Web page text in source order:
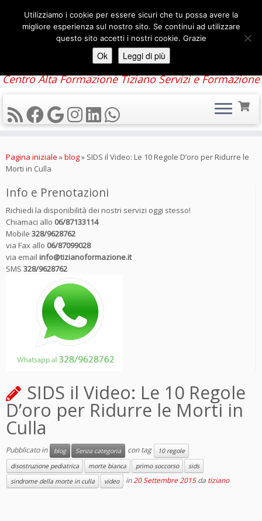
contenuto
Centro Alta Formazione Tiziano Servizi e Formazione
Pagina iniziale »blog» SIDS il Video: Le 10 Regole D’oro per Ridurre le
Morti in Culla
Info e Prenotazioni
Richiedi la disponibilità dei nostri servizi oggi stesso!
Chiamaci allo 06/87133114
Mobile 328/9628762
via Fax allo 06/87099028
via email info@tizianoformazione.it
SMS 328/9628762
SIDS il Video: Le 10 Regole
D’oro per Ridurre le Morti in
Culla
Pubblicato in blog Senza categoria con tag
10 regole
disostruzione pediatrica
morte bianca primo soccorso
sids
sindrome della morte in culla
video in20 Settembre 2015 da tiziano
Utilizziamo i cookie per essere sicuri che tu possa avere la
migliore esperienza sul nostro sito. Se continui ad utilizzare
questo sito accetti i nostri cookie. Grazie
Ok Leggi di più